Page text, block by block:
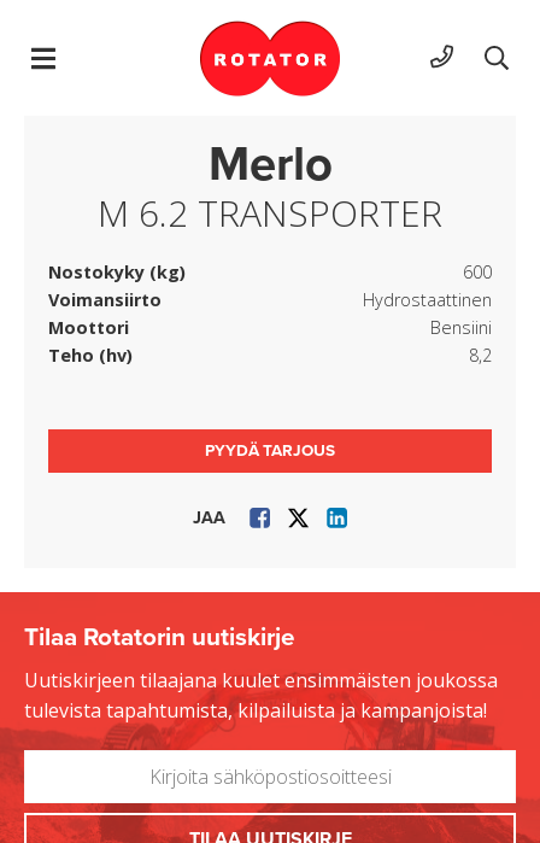
Merlo
M 6.2 TRANSPORTER
Nostokyky (kg)
600
Voimansiirto
Hydrostaattinen
Moottori
Bensiini
Teho (hv)
8,2
PYYDÄ TARJOUS
JAA
Tilaa Rotatorin uutiskirje
Uutiskirjeen tilaajana kuulet ensimmäisten joukossa
tulevista tapahtumista, kilpailuista ja kampanjoista!